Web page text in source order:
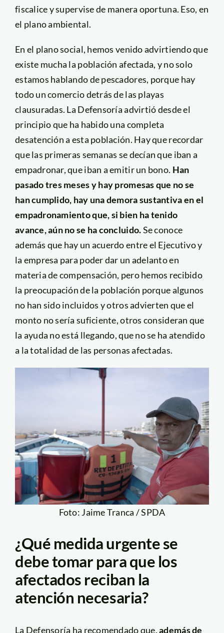
fiscalice y supervise de manera oportuna. Eso, en
el plano ambiental.
En el plano social, hemos venido advirtiendo que
existe mucha la población afectada, y no solo
estamos hablando de pescadores, porque hay
todo un comercio detrás de las playas
clausuradas. La Defensoría advirtió desde el
principio que ha habido una completa
desatención a esta población. Hay que recordar
que las primeras semanas se decían que iban a
empadronar, que iban a emitir un bono. Han
pasado tres meses y hay promesas que no se
han cumplido, hay una demora sustantiva en el
empadronamiento que, si bien ha tenido
avance, aún no se ha concluido.Se conoce
además que hay un acuerdo entre el Ejecutivo y
la empresa para poder dar un adelanto en
materia de compensación, pero hemos recibido
la preocupación de la población porque algunos
no han sido incluidos y otros advierten que el
monto no sería suficiente, otros consideran que
la ayuda no está llegando, que no se ha atendido
a la totalidad de las personas afectadas.
Foto: Jaime Tranca / SPDA
¿Qué medida urgente se
debe tomar para que los
afectados reciban la
atención necesaria?
La Defensoría ha recomendado que,además de